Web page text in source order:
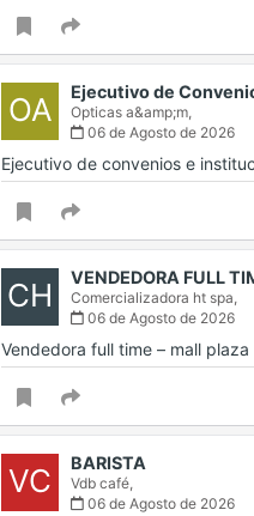
OA Ejecutivo de
Opticas a&amp;m,
06 de Agosto de 2026
Ejecutivo de convenios e
CH VENDEDORA FULL
Comercializadora ht spa,
06 de Agosto de 2026
Vendedora full time – mall
VC BARISTA
Vdb café,
06 de Agosto de 2026